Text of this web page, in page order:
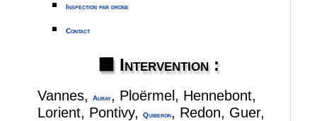
Inspection par drone
Contact
🟩 Intervention :
Vannes, Auray, Ploërmel, Hennebont,
Lorient, Pontivy,
Quiberon, Redon, Guer,